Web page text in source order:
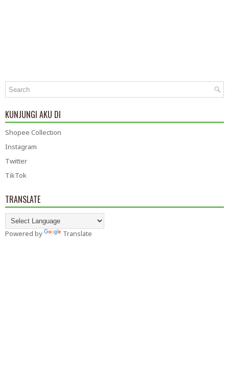
KUNJUNGI AKU DI
Shopee Collection
Instagram
Twitter
TikTok
TRANSLATE
Powered by Translate